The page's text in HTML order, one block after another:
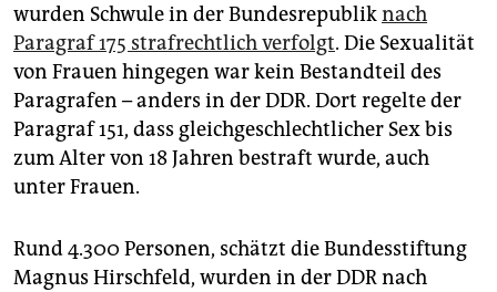
genossenschaft
epaper login
wurden Schwule in der Bundesrepubliknach
Paragraf 175 strafrechtlich verfolgt. Die Sexualität
von Frauen hingegen war kein Bestandteil des
Paragrafen – anders in der DDR. Dort regelte der
Paragraf 151, dass gleichgeschlechtlicher Sex bis
zum Alter von 18 Jahren bestraft wurde, auch
unter Frauen.
Rund 4.300 Personen, schätzt die Bundesstiftung
Magnus Hirschfeld, wurden in der DDR nach